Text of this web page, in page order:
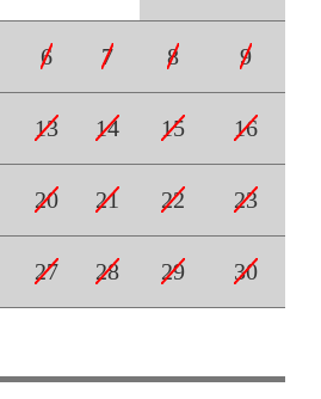
6 7 8 9
13 14 15 16
20 21 22 23
27 28 29 30